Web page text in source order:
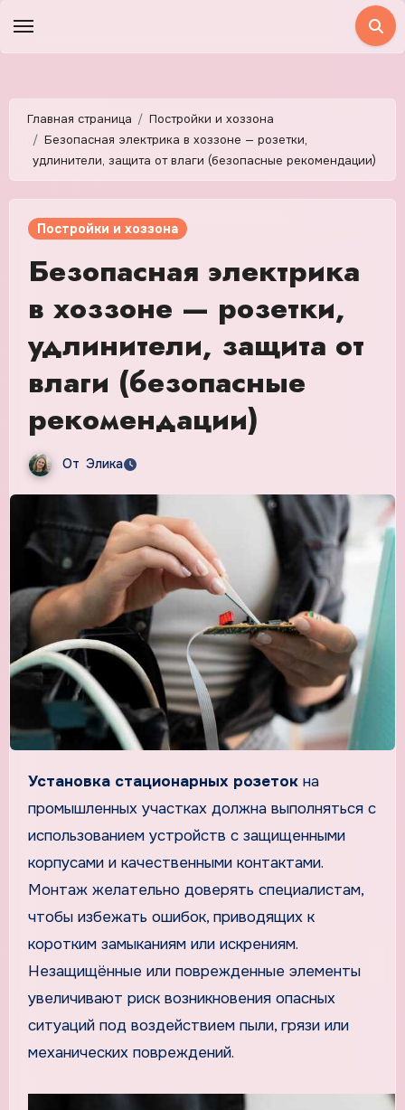
Главная страница
Постройки и хоззона
Безопасная электрика в хоззоне — розетки,
удлинители, защита от влаги (безопасные рекомендации)
Постройки и хоззона
Безопасная электрика
в хоззоне — розетки,
удлинители, защита от
влаги (безопасные
рекомендации)
От Элика
Установка стационарных розетокна
промышленных участках должна выполняться с
использованием устройств с защищенными
корпусами и качественными контактами.
Монтаж желательно доверять специалистам,
чтобы избежать ошибок, приводящих к
коротким замыканиям или искрениям.
Незащищённые или поврежденные элементы
увеличивают риск возникновения опасных
ситуаций под воздействием пыли, грязи или
механических повреждений.